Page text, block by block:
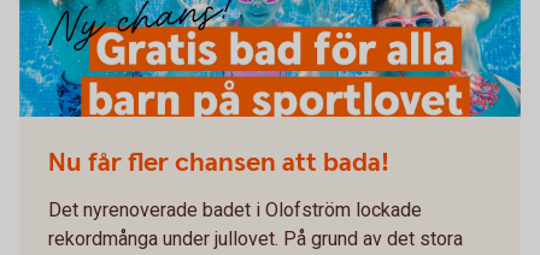
Nu får fler chansen att bada!
Det nyrenoverade badet i Olofström lockade
rekordmånga under jullovet. På grund av det stora